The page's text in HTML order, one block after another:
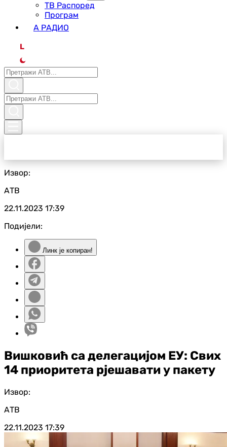
ТВ Распоред
Програм
А РАДИО
L
Извор:
АТВ
22.11.2023 17:39
Подијели:
Линк је копиран!
Вишковић са делегацијом ЕУ: Свих
14 приоритета рјешавати у пакету
Извор:
АТВ
22.11.2023 17:39